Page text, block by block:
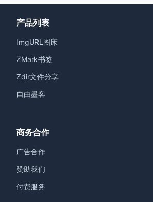
产品列表
ImgURL图床
ZMark书签
Zdir文件分享
自由墨客
商务合作
广告合作
赞助我们
付费服务